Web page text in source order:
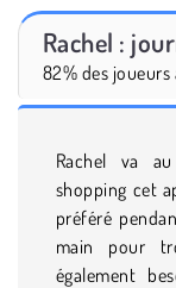
Rachel :
82% des joueurs
Rachel va
shopping cet
préféré
main pour
également